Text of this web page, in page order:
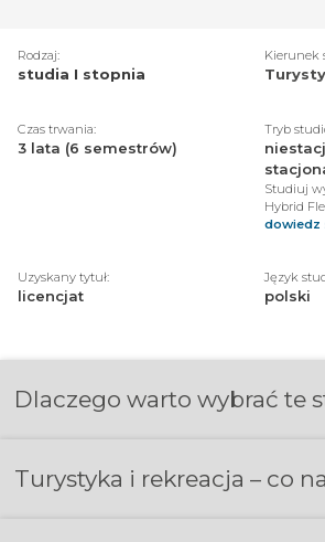
Rodzaj:
studia I stopnia
Kierunek
Czas trwania:
3 lata (6 semestrów)
Tryb
Studiuj
Hybrid
dowiedz
Uzyskany tytuł:
licencjat
Język
polski
Dlaczego warto wybrać te
Turystyka i rekreacja – co